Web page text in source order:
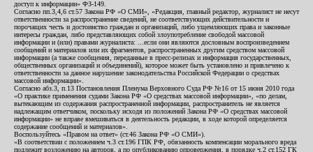
доступ к информации» ФЗ-149.
Согласно пп.3,4,6 ст.57 Закона РФ «О СМИ», «Редакция, главный редактор, журналист не несут
ответственности за распространение сведений, не соответствующих действительности и
порочащих честь и достоинство граждан и организаций, либо ущемляющих права и законные
интересы граждан, либо представляющих собой злоупотребление свободой массовой
информации и (или) правами журналиста: ...если они являются дословным воспроизведением
сообщений и материалов или их фрагментов, распространенных другим средством массовой
информации (а также сообщения, переданные в пресс-релизах и информация государственных,
общественных организаций и объединений), которое может быть установлено и привлечено к
ответственности за данное нарушение законодательства Российской Федерации о средствах
массовой информации».
Согласно абз.3, п.13 Постановления Пленума Верховного Суда РФ №16 от 15 июня 2010 года
«О практике применения судами Закона РФ «О средствах массовой информации», «по делам,
вытекающим из содержания распространенной информации, распространитель не является
надлежащим ответчиком, поскольку исходя из положений Закона РФ «О средствах массовой
информации» не вправе вмешиваться в деятельность редакции, в ходе которой определяется
содержание сообщений и материалов».
Воспользуйтесь «Правом на ответ» (ст.46 Закона РФ «О СМИ»).
«В соответствии с положением ч.3 ст.196 ГПК РФ, обязанность компенсации морального вреда
подлежит возложению на авторов, а по опубликованию опровержения, в порядке ч.2 ст.152 ГК